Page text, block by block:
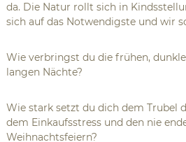
da. Die Natur rollt sich in
sich auf das Notwendigste und wir
Wie verbringst du die frühen,
langen Nächte?
Wie stark setzt du dich dem Trubel
dem Einkaufsstress und den nie
Weihnachtsfeiern?